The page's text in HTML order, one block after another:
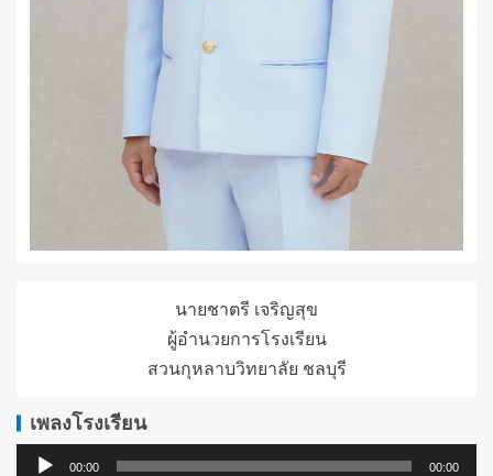
นายชาตรี เจริญสุข
ผู้อำนวยการโรงเรียน
สวนกุหลาบวิทยาลัย ชลบุรี
เพลงโรงเรียน
ตัว
00:00 00:00